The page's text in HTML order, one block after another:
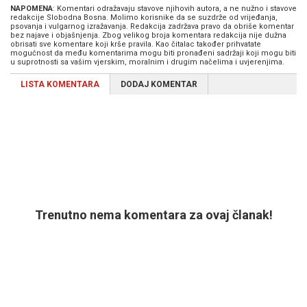
NAPOMENA: Komentari odražavaju stavove njihovih autora, a ne nužno i stavove
redakcije Slobodna Bosna. Molimo korisnike da se suzdrže od vrijeđanja,
psovanja i vulgarnog izražavanja. Redakcija zadržava pravo da obriše komentar
bez najave i objašnjenja. Zbog velikog broja komentara redakcija nije dužna
obrisati sve komentare koji krše pravila. Kao čitalac također prihvatate
mogućnost da među komentarima mogu biti pronađeni sadržaji koji mogu biti
u suprotnosti sa vašim vjerskim, moralnim i drugim načelima i uvjerenjima.
LISTA KOMENTARA DODAJ KOMENTAR
Trenutno nema komentara za ovaj članak!